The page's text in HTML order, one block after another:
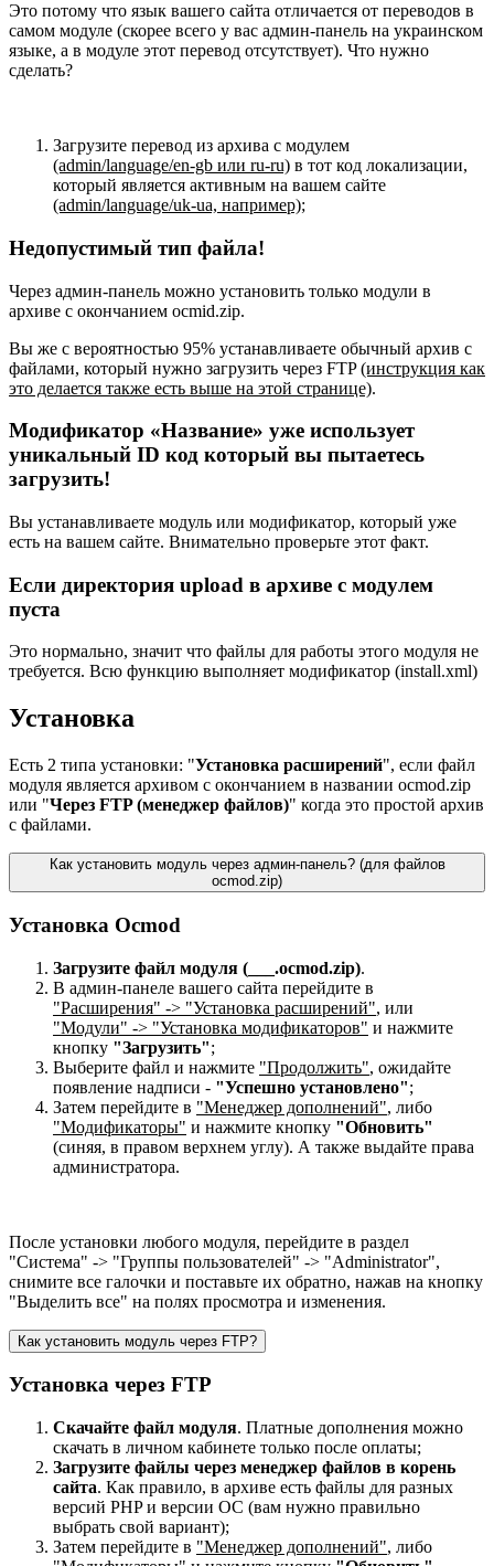
Это потому что язык вашего сайта отличается от переводов в
самом модуле (скорее всего у вас админ-панель на украинском
языке, а в модуле этот перевод отсутствует). Что нужно
сделать?
Загрузите перевод из архива с модулем
(admin/language/en-gb или ru-ru) в тот код локализации,
который является активным на вашем сайте
(admin/language/uk-ua, например);
Недопустимый тип файла!
Через админ-панель можно установить только модули в
архиве с окончанием ocmid.zip.
Вы же с вероятностью 95% устанавливаете обычный архив с
файлами, который нужно загрузить через FTP(инструкция как
это делается также есть выше на этой странице).
Модификатор «Название» уже использует
уникальный ID код который вы пытаетесь
загрузить!
Вы устанавливаете модуль или модификатор, который уже
есть на вашем сайте. Внимательно проверьте этот факт.
Если директория upload в архиве с модулем
пуста
Это нормально, значит что файлы для работы этого модуля не
требуется. Всю функцию выполняет модификатор (install.xml)
Установка
Есть 2 типа установки: "Установка расширений", если файл
модуля является архивом с окончанием в названии ocmod.zip
или "Через FTP (менеджер файлов)" когда это простой архив
с файлами.
Как установить модуль через админ-панель? (для файлов
ocmod.zip)
Установка Ocmod
Загрузите файл модуля (___.ocmod.zip).
В админ-панеле вашего сайта перейдите в
"Расширения" -> "Установка расширений", или
"Модули" -> "Установка модификаторов" и нажмите
кнопку "Загрузить";
Выберите файл и нажмите "Продолжить", ожидайте
появление надписи - "Успешно установлено";
Затем перейдите в "Менеджер дополнений", либо
"Модификаторы" и нажмите кнопку "Обновить"
(синяя, в правом верхнем углу). А также выдайте права
администратора.
После установки любого модуля, перейдите в раздел
"Система" -> "Группы пользователей" -> "Administrator",
снимите все галочки и поставьте их обратно, нажав на кнопку
"Выделить все" на полях просмотра и изменения.
Как установить модуль через FTP?
Установка через FTP
Скачайте файл модуля. Платные дополнения можно
скачать в личном кабинете только после оплаты;
Загрузите файлы через менеджер файлов в корень
сайта. Как правило, в архиве есть файлы для разных
версий PHP и версии OC (вам нужно правильно
выбрать свой вариант);
Затем перейдите в "Менеджер дополнений", либо